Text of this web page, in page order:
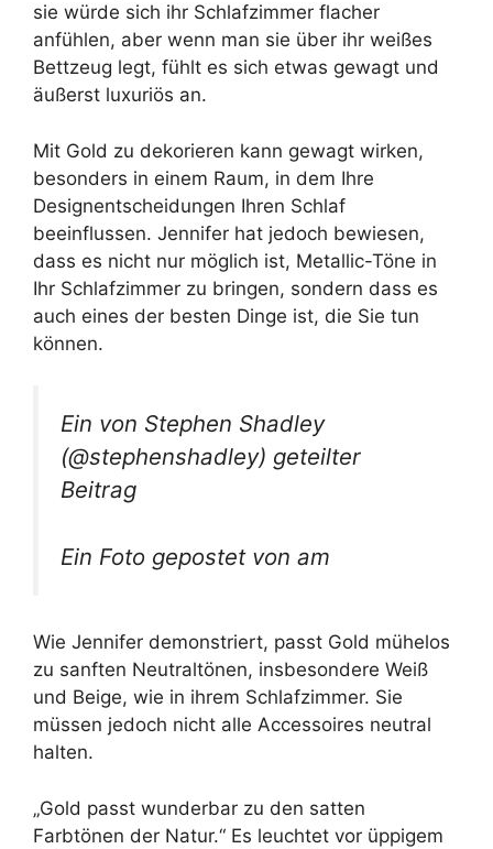
sie würde sich ihr Schlafzimmer flacher
anfühlen, aber wenn man sie über ihr weißes
Bettzeug legt, fühlt es sich etwas gewagt und
äußerst luxuriös an.
Mit Gold zu dekorieren kann gewagt wirken,
besonders in einem Raum, in dem Ihre
Designentscheidungen Ihren Schlaf
beeinflussen. Jennifer hat jedoch bewiesen,
dass es nicht nur möglich ist, Metallic-Töne in
Ihr Schlafzimmer zu bringen, sondern dass es
auch eines der besten Dinge ist, die Sie tun
können.
Ein von Stephen Shadley
(@stephenshadley) geteilter
Beitrag
Ein Foto gepostet von am
Wie Jennifer demonstriert, passt Gold mühelos
zu sanften Neutraltönen, insbesondere Weiß
und Beige, wie in ihrem Schlafzimmer. Sie
müssen jedoch nicht alle Accessoires neutral
halten.
„Gold passt wunderbar zu den satten
Farbtönen der Natur.“ Es leuchtet vor üppigem